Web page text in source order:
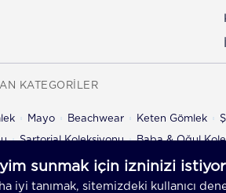
KATEGORİLER
Mayo Beachwear Keten Gömlek
Sartorial Koleksiyonu Baba & Oğul